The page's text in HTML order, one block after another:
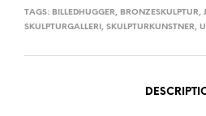
TAGS: BILLEDHUGGER, BRONZESKULPTUR,
SKULPTURGALLERI , SKULPTURKUNSTNER,